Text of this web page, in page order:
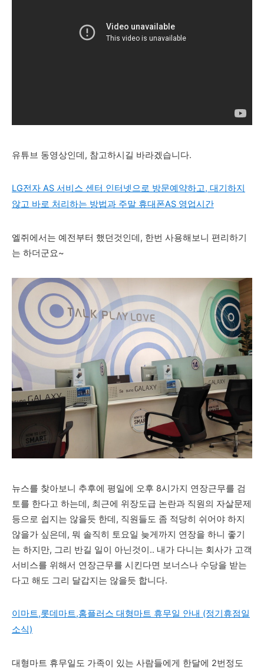
유튜브 동영상인데, 참고하시길 바라겠습니다.
LG전자 AS 서비스 센터 인터넷으로 방문예약하고, 대기하지
않고 바로 처리하는 방법과 주말 휴대폰AS 영업시간
엘쥐에서는 예전부터 했던것인데, 한번 사용해보니 편리하기
는 하더군요~
뉴스를 찾아보니 추후에 평일에 오후 8시가지 연장근무를 검
토를 한다고 하는데, 최근에 위장도급 논란과 직원의 자살문제
등으로 쉽지는 않을듯 한데, 직원들도 좀 적당히 쉬어야 하지
않을가 싶은데, 뭐 솔직히 토요일 늦게까지 연장을 하니 좋기
는 하지만, 그리 반길 일이 아닌것이.. 내가 다니는 회사가 고객
서비스를 위해서 연장근무를 시킨다면 보너스나 수당을 받는
다고 해도 그리 달갑지는 않을듯 합니다.
이마트,롯데마트,홈플러스 대형마트 휴무일 안내 (정기휴점일
소식)
대형마트 휴무일도 가족이 있는 사람들에게 한달에 2번정도